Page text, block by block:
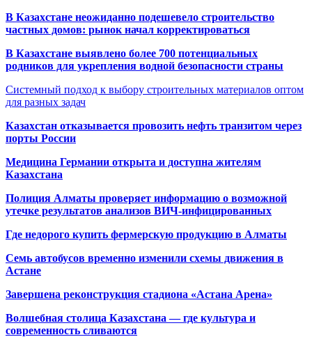
В Казахстане неожиданно подешевело строительство
частных домов: рынок начал корректироваться
В Казахстане выявлено более 700 потенциальных
родников для укрепления водной безопасности страны
Системный подход к выбору строительных материалов оптом
для разных задач
Казахстан отказывается провозить нефть транзитом через
порты России
Медицина Германии открыта и доступна жителям
Казахстана
Полиция Алматы проверяет информацию о возможной
утечке результатов анализов ВИЧ-инфицированных
Где недорого купить фермерскую продукцию в Алматы
Семь автобусов временно изменили схемы движения в
Астане
Завершена реконструкция стадиона «Астана Арена»
Волшебная столица Казахстана — где культура и
современность сливаются